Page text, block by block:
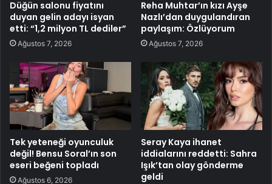
Düğün salonu fiyatını
duyan gelin adayı isyan
etti: “1,2 milyon TL dediler”
Ağustos 7, 2026
Reha Muhtar’ın kızı Ayşe
Nazlı’dan duygulandıran
paylaşım: Özlüyorum
Ağustos 7, 2026
Tek yeteneği oyunculuk
değil! Bensu Soral’ın son
eseri beğeni topladı
Ağustos 6, 2026
Seray Kaya ihanet
iddialarını reddetti: Sahra
Işık’tan olay gönderme
geldi